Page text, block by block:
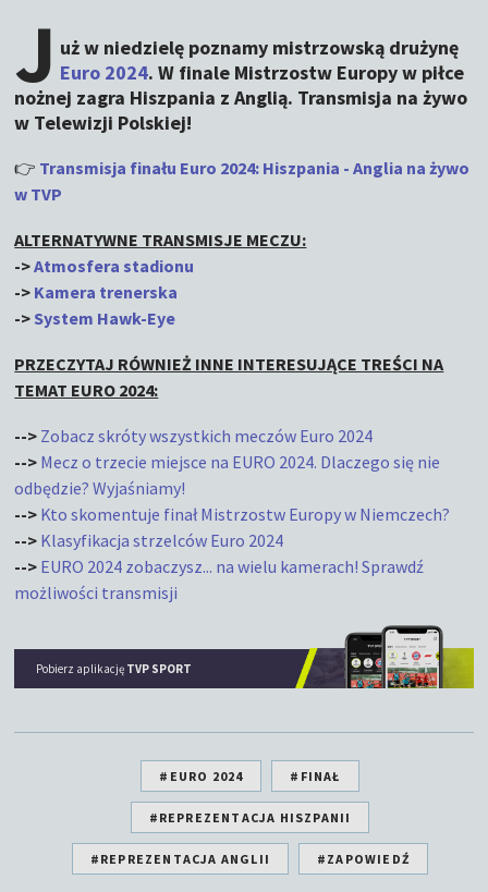
J uż w niedzielę poznamy mistrzowską drużynę
Euro 2024. W finale Mistrzostw Europy w piłce
nożnej zagra Hiszpania z Anglią. Transmisja na żywo
w Telewizji Polskiej!
👉 Transmisja finału Euro 2024: Hiszpania - Anglia na żywo
w TVP
ALTERNATYWNE TRANSMISJE MECZU:
->Atmosfera stadionu
-> Kamera trenerska
-> System Hawk-Eye
PRZECZYTAJ RÓWNIEŻ INNE INTERESUJĄCE TREŚCI NA
TEMAT EURO 2024:
--> Zobacz skróty wszystkich meczów Euro 2024
--> Mecz o trzecie miejsce na EURO 2024. Dlaczego się nie
odbędzie? Wyjaśniamy!
--> Kto skomentuje finał Mistrzostw Europy w Niemczech?
--> Klasyfikacja strzelców Euro 2024
--> EURO 2024 zobaczysz... na wielu kamerach! Sprawdź
możliwości transmisji
Pobierz aplikację TVP SPORT
#EURO 2024 #FINAŁ
#REPREZENTACJA HISZPANII
#REPREZENTACJA ANGLII #ZAPOWIEDŹ